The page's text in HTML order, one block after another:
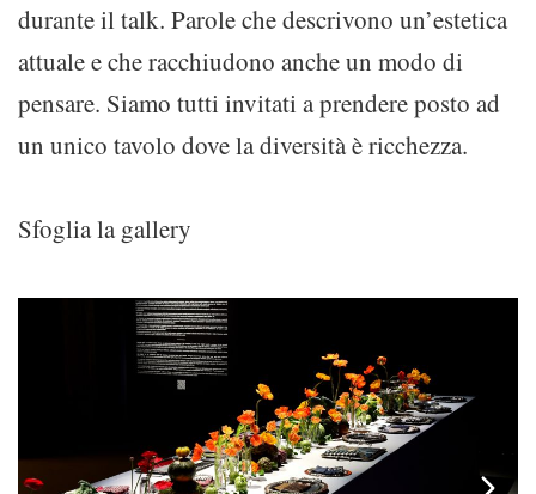
durante il talk. Parole che descrivono un’estetica
attuale e che racchiudono anche un modo di
pensare. Siamo tutti invitati a prendere posto ad
un unico tavolo dove la diversità è ricchezza.
Sfoglia la gallery